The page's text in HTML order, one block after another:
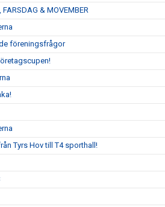
FARSDAG & MOVEMBER
föreningsfrågor
Tyrs Hov till T4 sporthall!